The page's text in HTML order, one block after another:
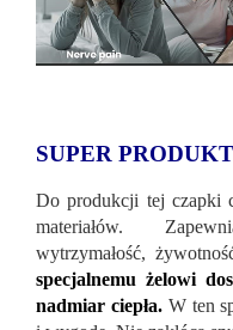
SUPER
Do produkcji tej czapki
materiałów.
wytrzymałość,
specjalnemu żelowi
nadmiar ciepła.W ten